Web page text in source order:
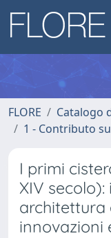
FLORE
Catalogo
1 - Contributo
I primi
XIV
architettura
innovazioni